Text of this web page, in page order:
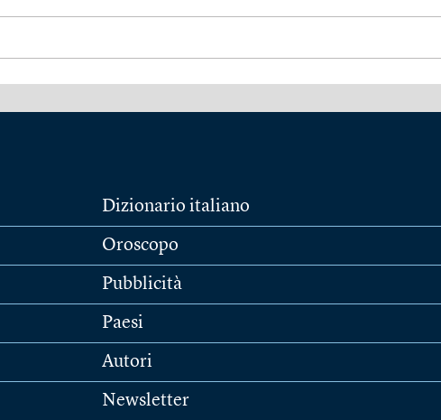
Dizionario italiano
Oroscopo
Pubblicità
Paesi
Autori
Newsletter